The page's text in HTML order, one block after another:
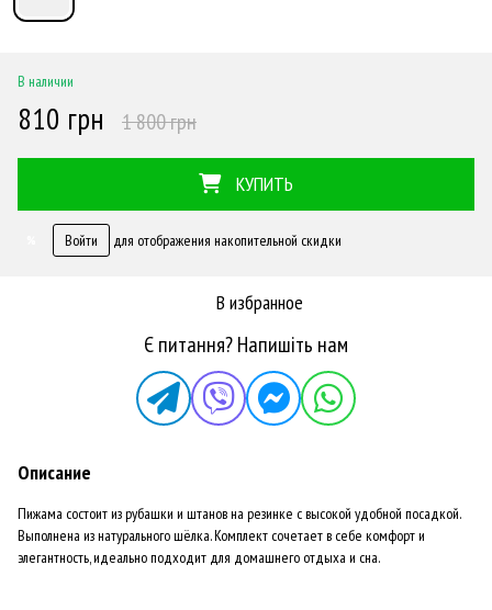
В наличии
810 грн 1 800 грн
КУПИТЬ
Войти для отображения накопительной скидки
В избранное
Є питання? Напишіть нам
Описание
Пижама состоит из рубашки и штанов на резинке с высокой удобной посадкой.
Выполнена из натурального шёлка. Комплект сочетает в себе комфорт и
элегантность, идеально подходит для домашнего отдыха и сна.